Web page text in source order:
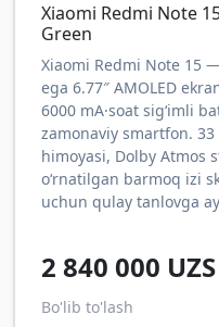
Xiaomi Redmi Note
Green
Xiaomi Redmi Note 15
ega 6.77″ AMOLED
6000 mA·soat sig‘imli
zamonaviy smartfon.
himoyasi, Dolby Atmos
o‘rnatilgan barmoq izi
uchun qulay tanlovga
2 840 000 UZS
Bo'lib to'lash